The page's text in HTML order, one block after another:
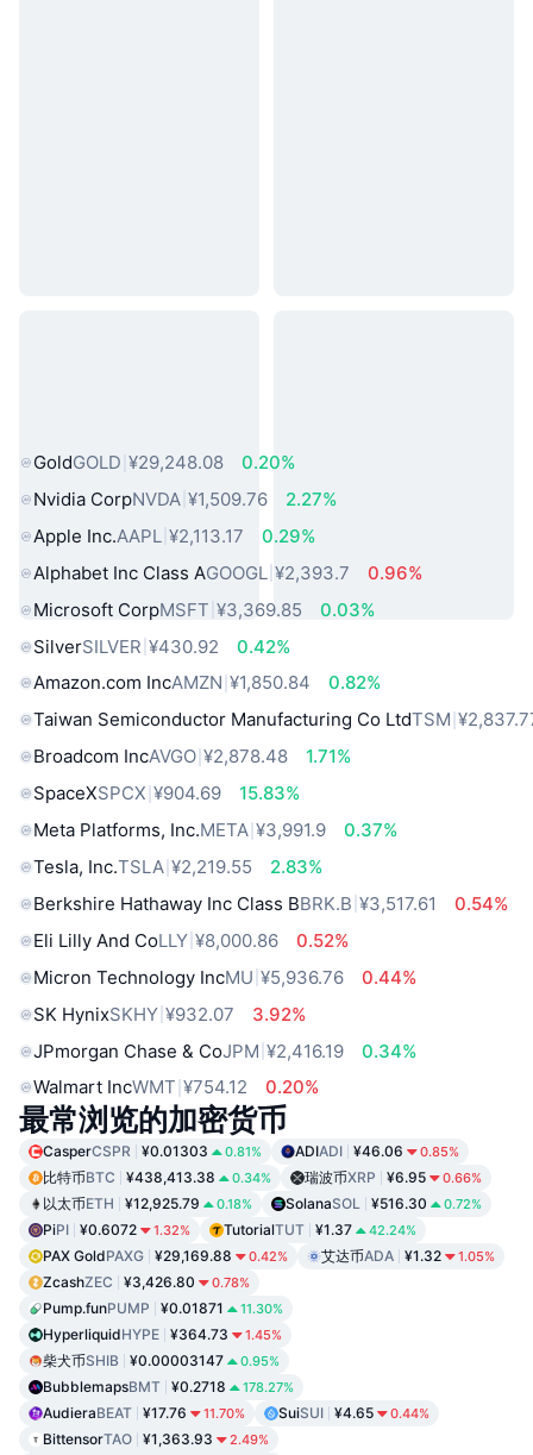
GoldGOLD ¥29,248.08
0.20%
Nvidia CorpNVDA ¥1,509.76
2.27%
Apple Inc.AAPL ¥2,113.17
0.29%
Alphabet Inc Class AGOOGL ¥2,393.7
0.96%
Microsoft CorpMSFT ¥3,369.85
0.03%
SilverSILVER ¥430.92
0.42%
Amazon.com IncAMZN ¥1,850.84
0.82%
Taiwan Semiconductor Manufacturing Co LtdTSM
Broadcom IncAVGO ¥2,878.48
1.71%
SpaceXSPCX ¥904.69
15.83%
Meta Platforms, Inc.META ¥3,991.9
0.37%
Tesla, Inc.TSLA ¥2,219.55
2.83%
Berkshire Hathaway Inc Class BBRK.B ¥3,517.61
0.54%
Eli Lilly And CoLLY ¥8,000.86
0.52%
Micron Technology IncMU ¥5,936.76
0.44%
SK HynixSKHY ¥932.07
3.92%
JPmorgan Chase & CoJPM ¥2,416.19
0.34%
Walmart IncWMT ¥754.12 0.20%
最常浏览的加密货币
CasperCSPR ¥0.01303 0.81% ADIADI ¥46.06 0.85%
比特币BTC ¥438,413.38 0.34% 瑞波币XRP ¥6.95 0.66%
以太币ETH ¥12,925.79 0.18% SolanaSOL ¥516.30 0.72%
PiPI ¥0.6072 1.32% TutorialTUT ¥1.37 42.24%
PAX GoldPAXG ¥29,169.88 0.42% 艾达币ADA ¥1.32 1.05%
ZcashZEC ¥3,426.80 0.78%
Pump.funPUMP ¥0.01871 11.30%
HyperliquidHYPE ¥364.73 1.45%
柴犬币SHIB ¥0.00003147 0.95%
BubblemapsBMT ¥0.2718 178.27%
AudieraBEAT ¥17.76 11.70% SuiSUI ¥4.65 0.44%
BittensorTAO ¥1,363.93 2.49%